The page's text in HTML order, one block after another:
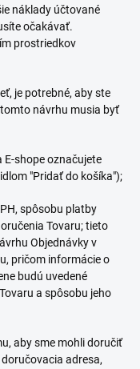
náklady účtované
očakávať.
prostriedkov
je potrebné, aby ste
návrhu musia byť
shope označujete
"Pridať do košíka");
spôsobu platby
Tovaru; tieto
Objednávky v
pričom informácie o
budú uvedené
a spôsobu jeho
aby sme mohli doručiť
adresa,